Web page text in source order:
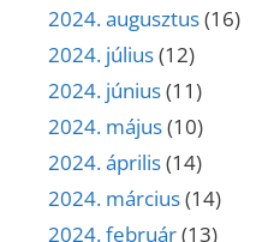
2024. augusztus(16)
2024. július(12)
2024. június(11)
2024. május(10)
2024. április(14)
2024. március(14)
2024. február(13)